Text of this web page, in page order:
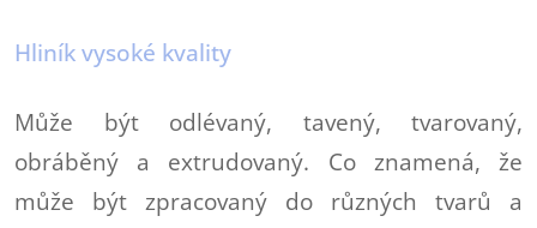
Hliník vysoké kvality
Může být odlévaný, tavený, tvarovaný,
obráběný a extrudovaný. Co znamená, že
může být zpracovaný do různých tvarů a